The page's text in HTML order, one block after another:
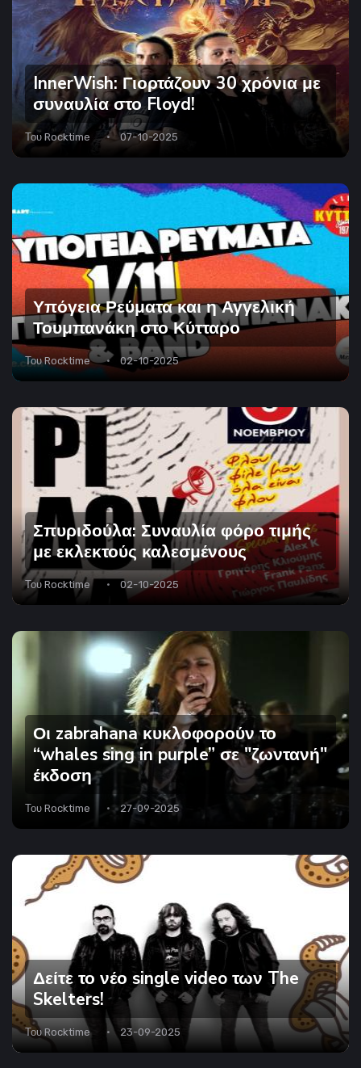
InnerWish: Γιορτάζουν 30 χρόνια με
συναυλία στο Floyd!
Του Rocktime 07-10-2025
Υπόγεια Ρεύματα και η Αγγελική
Τουμπανάκη στο Κύτταρο
ΤουRocktime 02-10-2025
Σπυριδούλα: Συναυλία φόρο τιμής
με εκλεκτούς καλεσμένους
Του Rocktime 02-10-2025
Οι zabrahana κυκλοφορούν το
“whales sing in purple” σε "ζωντανή"
έκδοση
Του Rocktime 27-09-2025
Δείτε το νέο single video των The
Skelters!
ΤουRocktime 23-09-2025